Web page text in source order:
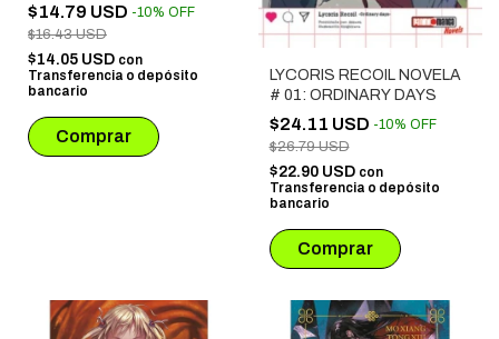
$14.79 USD -10% OFF
$16.43 USD
$14.05 USD con
Transferencia o depósito
bancario
LYCORIS RECOIL NOVELA
# 01: ORDINARY DAYS
$24.11 USD -10% OFF
$26.79 USD
$22.90 USD con
Transferencia o depósito
bancario